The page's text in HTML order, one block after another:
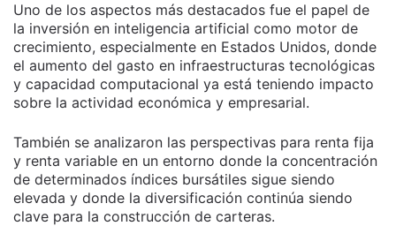
Uno de los aspectos más destacados fue el papel de
la inversión en inteligencia artificial como motor de
crecimiento, especialmente en Estados Unidos, donde
el aumento del gasto en infraestructuras tecnológicas
y capacidad computacional ya está teniendo impacto
sobre la actividad económica y empresarial.
También se analizaron las perspectivas para renta fija
y renta variable en un entorno donde la concentración
de determinados índices bursátiles sigue siendo
elevada y donde la diversificación continúa siendo
clave para la construcción de carteras.